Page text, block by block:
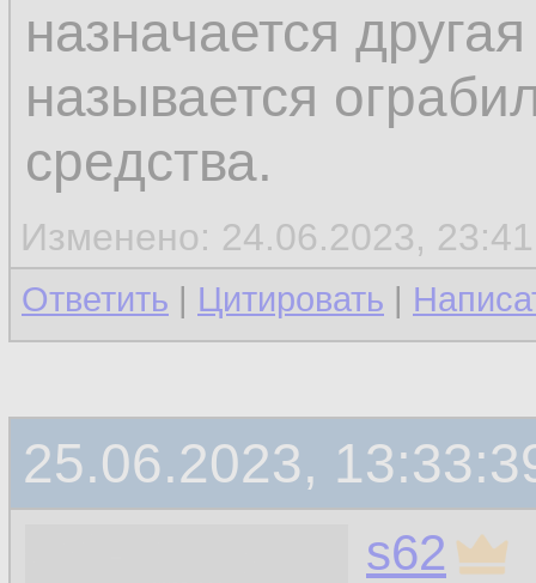
назначается
называется
средства.
Изменено: 24.06.2023,
Ответить | Цитировать |
25.06.2023,
s62